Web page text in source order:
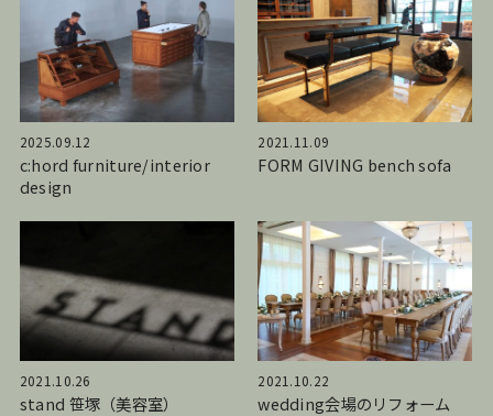
2025.09.12
c:hord furniture/interior
design
2021.11.09
FORM GIVING bench sofa
2021.10.26
stand 笹塚（美容室）
2021.10.22
wedding会場のリフォーム